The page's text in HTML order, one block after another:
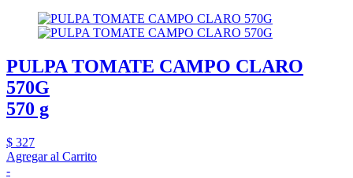
PULPA TOMATE CAMPO CLARO
570G
570 g
$ 327
Agregar al Carrito
-